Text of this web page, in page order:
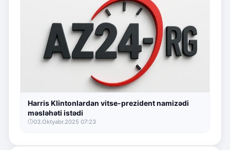
Harris Klintonlardan vitse-prezident namizədi
məsləhəti istədi
03.Oktyabr.2025 07:23